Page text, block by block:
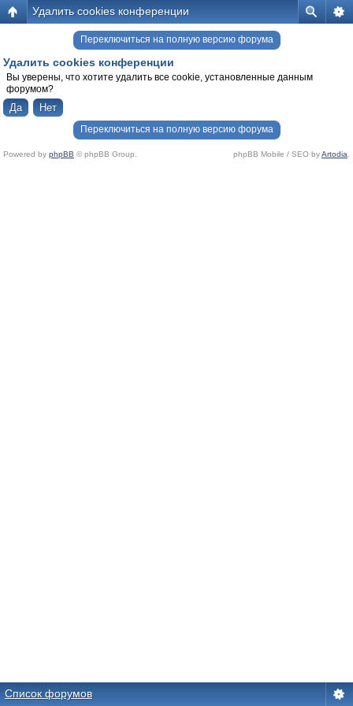
Удалить cookies конференции
Переключиться на полную версию форума
Удалить cookies конференции
Вы уверены, что хотите удалить все cookie, установленные данным
форумом?
Переключиться на полную версию форума
Powered by phpBB © phpBB Group. phpBB Mobile / SEO byArtodia
Список форумов